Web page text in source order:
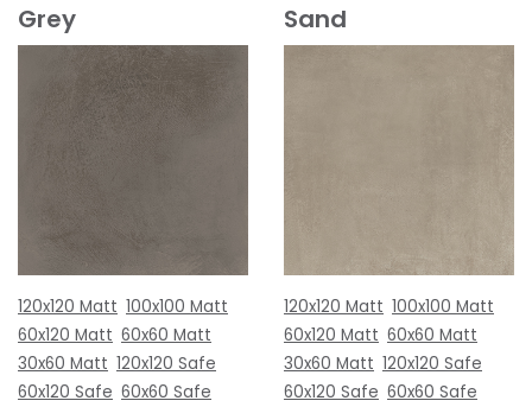
Grey
120x120 Matt 100x100 Matt
60x120 Matt 60x60 Matt
30x60 Matt 120x120 Safe
60x120 Safe 60x60 Safe
Sand
120x120 Matt 100x100 Matt
60x120 Matt 60x60 Matt
30x60 Matt 120x120 Safe
60x120 Safe 60x60 Safe